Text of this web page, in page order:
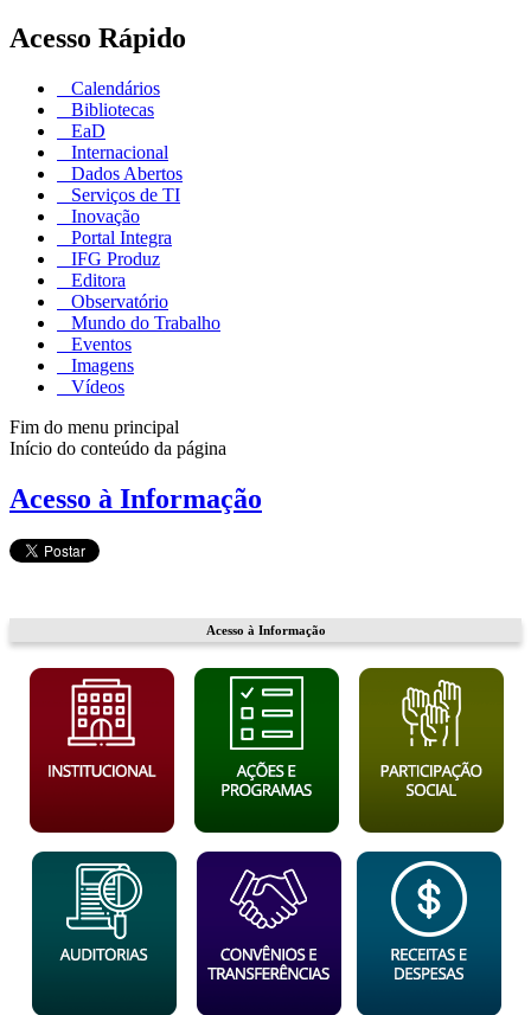
Acesso Rápido
Calendários
Bibliotecas
EaD
Internacional
Dados Abertos
Serviços de TI
Inovação
Portal Integra
IFG Produz
Editora
Observatório
Mundo do Trabalho
Eventos
Imagens
Vídeos
Fim do menu principal
Início do conteúdo da página
Acesso à Informação
Acesso à Informação